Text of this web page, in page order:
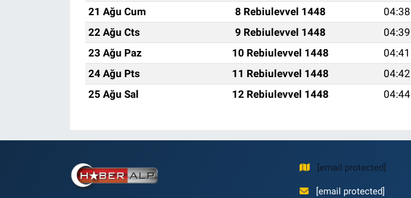
21 Ağu Cum
8 Rebiulevvel 1448 04:38
22 Ağu Cts
9 Rebiulevvel 1448 04:39
23 Ağu Paz
10 Rebiulevvel 1448 04:41
24 Ağu Pts
11 Rebiulevvel 1448 04:42
25 Ağu Sal
12 Rebiulevvel 1448 04:44
[email protected]
[email protected]